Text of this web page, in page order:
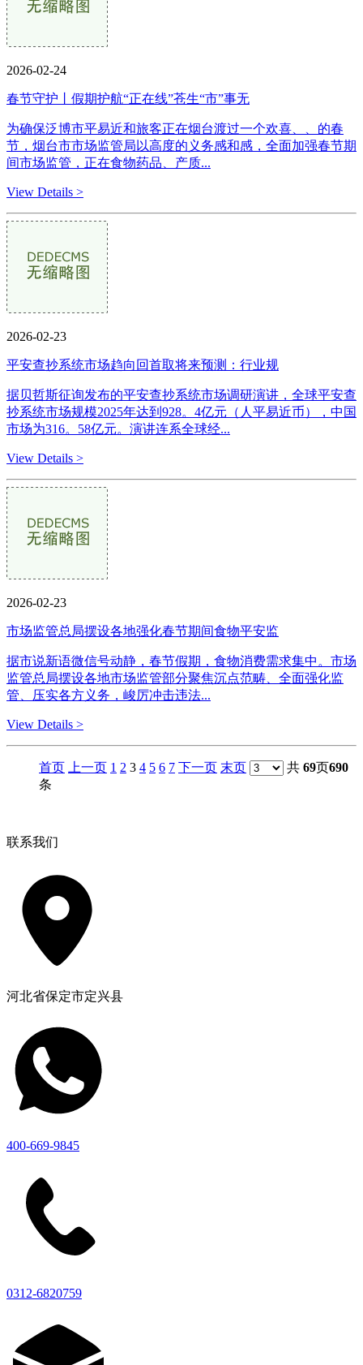
2026-02-24
春节守护丨假期护航“正在线”苍生“市”事无
为确保泛博市平易近和旅客正在烟台渡过一个欢喜、、的春
节，烟台市市场监管局以高度的义务感和感，全面加强春节期
间市场监管，正在食物药品、产质...
View Details >
2026-02-23
平安查抄系统市场趋向回首取将来预测：行业规
据贝哲斯征询发布的平安查抄系统市场调研演讲，全球平安查
抄系统市场规模2025年达到928。4亿元（人平易近币），中国
市场为316。58亿元。演讲连系全球经...
View Details >
2026-02-23
市场监管总局摆设各地强化春节期间食物平安监
据市说新语微信号动静，春节假期，食物消费需求集中。市场
监管总局摆设各地市场监管部分聚焦沉点范畴、全面强化监
管、压实各方义务，峻厉冲击违法...
View Details >
首页 上一页 1 2 3 4 5 6 7 下一页 末页 共 69页690
条
联系我们
河北省保定市定兴县
400-669-9845
0312-6820759